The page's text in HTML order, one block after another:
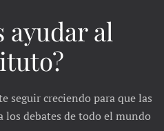
ayudar al
seguir creciendo para que las
los debates de todo el mundo